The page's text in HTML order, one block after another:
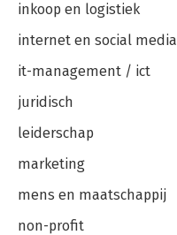
inkoop en logistiek
internet en social media
it-management / ict
juridisch
leiderschap
marketing
mens en maatschappij
non-profit